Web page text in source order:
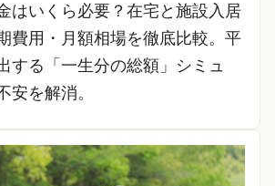
はいくら必要？在宅と施設入居
費用・月額相場を徹底比較。平
する「一生分の総額」シミュ
安を解消。